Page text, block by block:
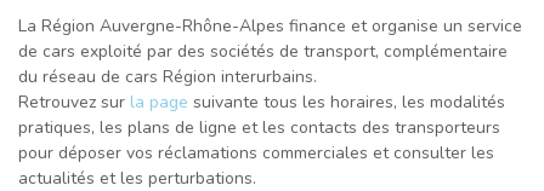
La Région Auvergne-Rhône-Alpes finance et organise un service
de cars exploité par des sociétés de transport, complémentaire
du réseau de cars Région interurbains.
Retrouvez sur la page suivante tous les horaires, les modalités
pratiques, les plans de ligne et les contacts des transporteurs
pour déposer vos réclamations commerciales et consulter les
actualités et les perturbations.